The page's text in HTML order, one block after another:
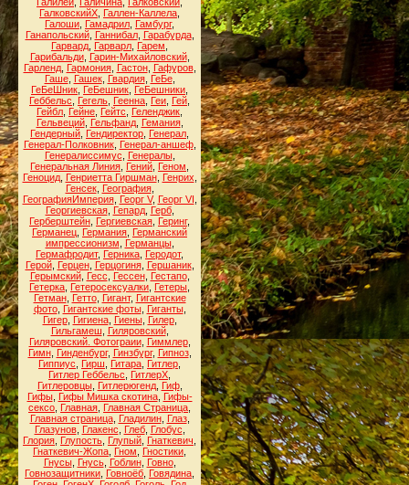
ГалковскийХ Галлен-Каллела
Галоши Гамадрил Гамбург,
Ганапольский, Ганнибал, Гарабурда,
Гарвард Гарварл Гарем
Гарибальди, Гарин-Михайловский,
Гарленд, Гармония, Гастон, Гафуров,
Гаше, Гашек, Гвардия, ГеБе,
ГеБеШник ГеБешник ГеБешники
Геббельс
Гегель Геенна Геи Гей
Гейбл Гейне Гейтс Геленджик
Гельвеций, Гельфанд, Гемания,
Гендерный Гендиректор Генерал
Генерал-Полковник, Генерал-аншеф,
Генералиссимус
Генералы,
Генеральная Линия Гений Геном
Геноцид, Генриетта Гиршман, Генрих
Генсек, География,
ГеографияИмперия, Георг V, Георг VI
Георгиевская, Гепард, Герб,
Герберштейн Гергиевская Геринг,
Германец Германия Германский
импрессионизм
Германцы,
Гермафродит, Герника Геродот,
Герой, Герцен, Герцогиня, Гершаник,
Герымский, Гесс Гессен, Гестапо,
Гетерка Гетеросексуалки Гетеры
Гетман, Гетто, Гигант, Гигантские
фото, Гигантские фоты, Гиганты,
Гигер, Гигиена, Гиены, Гилер,
Гильгамеш
Гиляровский,
Гиляровский. Фотограии, Гиммлер,
Гимн, Гинденбург, Гинзбург, Гипноз,
Гиппиус
Гирш Гитара Гитлер
Гитлер Геббельс
ГитлерХ
Гитлеровцы, Гитлерюгенд, Гиф,
Гифы, Гифы Мишка скотина, Гифы-
сексо Главная Главная Страница
Главная страница, Гладилин, Глаз,
Глазунов, Глакенс Глеб, Глобус
Глория Глупость Глупый Гнаткевич
Гнаткевич-Жопа Гном Гностики
Гнусы, Гнусь, Гоблин, Говно,
Говнозащитники Говноёб Говядина